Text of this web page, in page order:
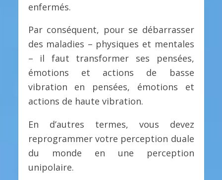
enfermés.
Par conséquent, pour se débarrasser
des maladies – physiques et mentales
– il faut transformer ses pensées,
émotions et actions de basse
vibration en pensées, émotions et
actions de haute vibration.
En d’autres termes, vous devez
reprogrammer votre perception duale
du monde en une perception
unipolaire.